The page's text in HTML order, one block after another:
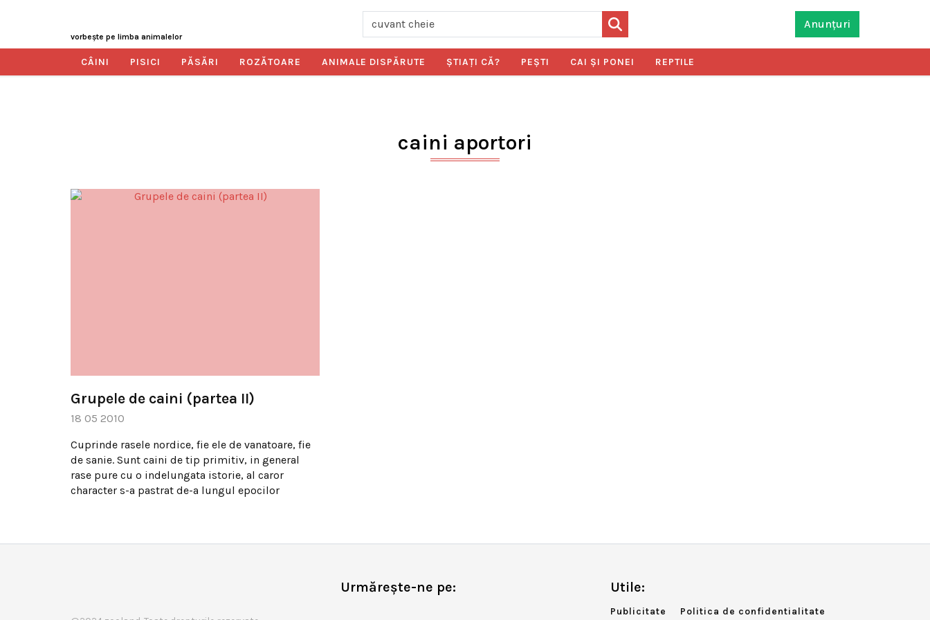
vorbeşte pe limba animalelor
Anunțuri
CÂINI PISICI PĂSĂRI ROZĂTOARE ANIMALE DISPĂRUTE ŞTIAŢI CĂ? PEŞTI CAI ŞI PONEI REPTILE
caini aportori
Grupele de caini (partea II)
18 05 2010
Cuprinde rasele nordice, fie ele de vanatoare, fie
de sanie. Sunt caini de tip primitiv, in general
rase pure cu o indelungata istorie, al caror
character s-a pastrat de-a lungul epocilor
Urmărește-ne pe: Utile:
Publicitate Politica de confidentialitate